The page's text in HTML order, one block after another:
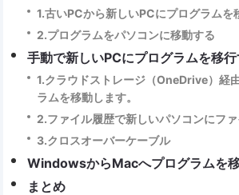
1.古いPCから新しいPCにプログラムを
2.プログラムをパソコンに移動する
手動で新しいPCにプログラムを移
1.クラウドストレージ（OneDrive）経
ラムを移動します。
2.ファイル履歴で新しいパソコンにファ
3.クロスオーバーケーブル
WindowsからMacへプログラムを
まとめ